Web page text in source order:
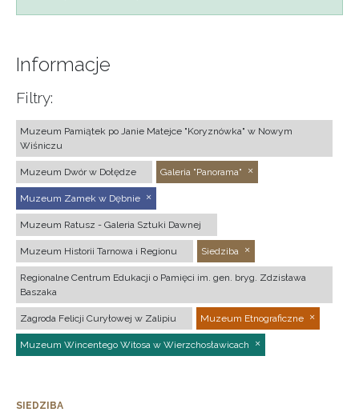
Informacje
Filtry:
Muzeum Pamiątek po Janie Matejce "Koryznówka" w Nowym
Wiśniczu
Muzeum Dwór w Dołędze Galeria "Panorama"
Muzeum Zamek w Dębnie
Muzeum Ratusz - Galeria Sztuki Dawnej
Muzeum Historii Tarnowa i Regionu Siedziba
Regionalne Centrum Edukacji o Pamięci im. gen. bryg. Zdzisława
Baszaka
Zagroda Felicji Curyłowej w Zalipiu Muzeum Etnograficzne
Muzeum Wincentego Witosa w Wierzchosławicach
SIEDZIBA